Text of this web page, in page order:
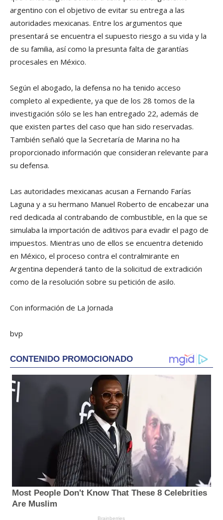
argentino con el objetivo de evitar su entrega a las
autoridades mexicanas. Entre los argumentos que
presentará se encuentra el supuesto riesgo a su vida y la
de su familia, así como la presunta falta de garantías
procesales en México.
Según el abogado, la defensa no ha tenido acceso
completo al expediente, ya que de los 28 tomos de la
investigación sólo se les han entregado 22, además de
que existen partes del caso que han sido reservadas.
También señaló que la Secretaría de Marina no ha
proporcionado información que consideran relevante para
su defensa.
Las autoridades mexicanas acusan a Fernando Farías
Laguna y a su hermano Manuel Roberto de encabezar una
red dedicada al contrabando de combustible, en la que se
simulaba la importación de aditivos para evadir el pago de
impuestos. Mientras uno de ellos se encuentra detenido
en México, el proceso contra el contralmirante en
Argentina dependerá tanto de la solicitud de extradición
como de la resolución sobre su petición de asilo.
Con información de La Jornada
bvp